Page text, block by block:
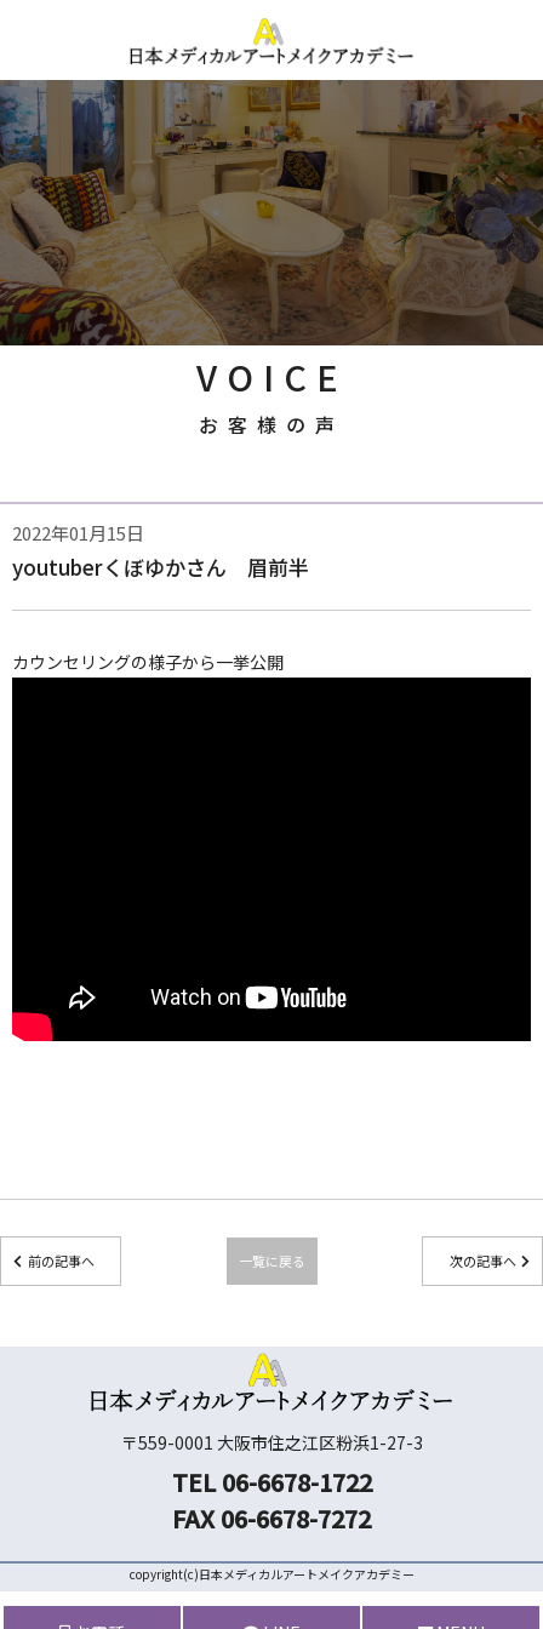
VOICE
お客様の声
2022年01月15日
youtuberくぼゆかさん 眉前半
カウンセリングの様子から一挙公開
前の記事へ 一覧に戻る 次の記事へ
〒559-0001 大阪市住之江区粉浜1-27-3
TEL 06-6678-1722
FAX 06-6678-7272
copyright(c)日本メディカルアートメイクアカデミー